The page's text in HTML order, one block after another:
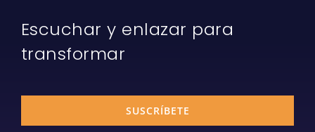
Escuchar y enlazar para
transformar
SUSCRÍBETE